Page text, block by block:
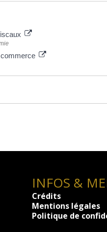
INFOS &
Crédits
Mentions légales
Politique de